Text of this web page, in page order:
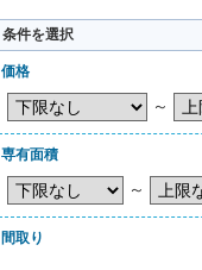
条件を選択
価格
～
専有面積
～
間取り